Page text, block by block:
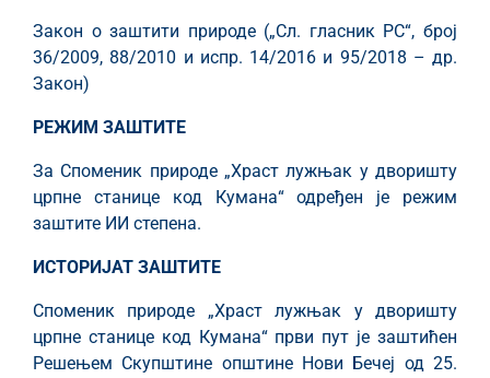
Закон о заштити природе („Сл. гласник РС“, број
36/2009, 88/2010 и испр. 14/2016 и 95/2018 – др.
Закон)
РЕЖИМ ЗАШТИТЕ
За Споменик природе „Храст лужњак у дворишту
црпне станице код Кумана“ одређен је режим
заштите ИИ степена.
ИСТОРИЈАТ ЗАШТИТЕ
Споменик природе „Храст лужњак у дворишту
црпне станице код Кумана“ први пут је заштићен
Решењем Скупштине општине Нови Бечеј од 25.